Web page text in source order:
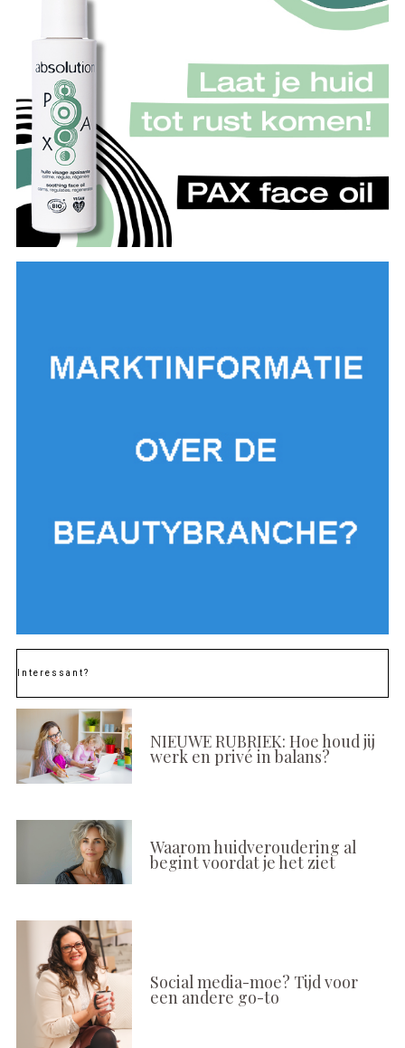
Interessant?
NIEUWE RUBRIEK: Hoe houd jij
werk en privé in balans?
Waarom huidveroudering al
begint voordat je het ziet
Social media-moe? Tijd voor
een andere go-to